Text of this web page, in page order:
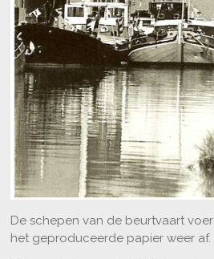
De schepen van de beurtvaart
het geproduceerde papier weer af.